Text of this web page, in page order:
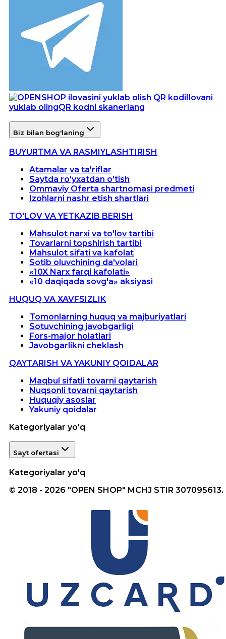
Ilovani
yuklab olingQR kodni skanerlang
Biz bilan bog'laning
BUYURTMA VA RASMIYLASHTIRISH
Atamalar va ta'riflar
Saytda ro'yxatdan o'tish
Ommaviy Oferta shartnomasi predmeti
Izohlarni nashr etish shartlari
TO'LOV VA YETKAZIB BERISH
Mahsulot narxi va to'lov tartibi
Tovarlarni topshirish tartibi
Mahsulot sifati va kafolat
Sotib oluvchining da'volari
«10X Narx farqi kafolati»
«10 daqiqada sovg'a» aksiyasi
HUQUQ VA XAVFSIZLIK
Tomonlarning huquq va majburiyatlari
Sotuvchining javobgarligi
Fors-major holatlari
Javobgarlikni cheklash
QAYTARISH VA YAKUNIY QOIDALAR
Maqbul sifatli tovarni qaytarish
Nuqsonli tovarni qaytarish
Huquqiy asoslar
Yakuniy qoidalar
Kategoriyalar yo'q
Sayt ofertasi
Kategoriyalar yo'q
© 2018 - 2026 "OPEN SHOP" MCHJ STIR 307095613.